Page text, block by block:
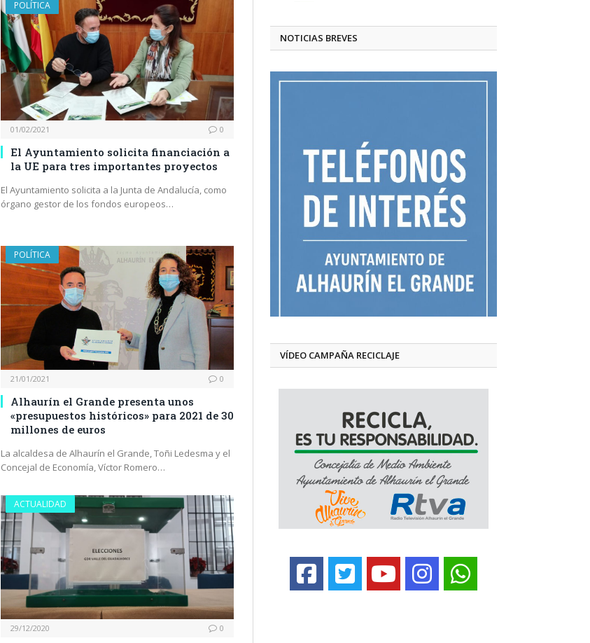
POLÍTICA
01/02/2021 0
El Ayuntamiento solicita financiación a
la UE para tres importantes proyectos
El Ayuntamiento solicita a la Junta de Andalucía, como
órgano gestor de los fondos europeos…
POLÍTICA
21/01/2021 0
Alhaurín el Grande presenta unos
«presupuestos históricos» para 2021 de 30
millones de euros
La alcaldesa de Alhaurín el Grande, Toñi Ledesma y el
Concejal de Economía, Víctor Romero…
ACTUALIDAD
29/12/2020 0
NOTICIAS BREVES
VÍDEO CAMPAÑA RECICLAJE